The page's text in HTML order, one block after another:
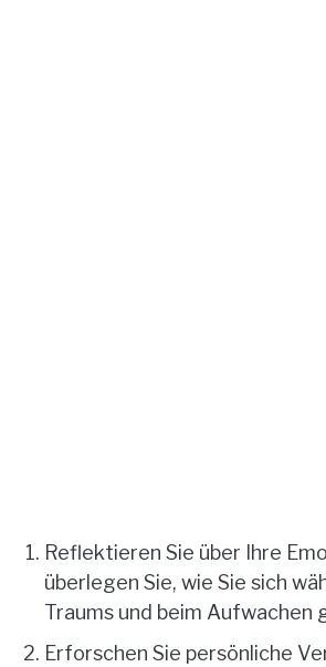
Reflektieren Sie über Ihre
überlegen Sie, wie Sie sich
Traums und beim Aufwachen
Erforschen Sie persönliche